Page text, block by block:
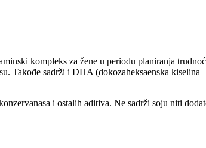
kompleks za žene u periodu planiranja
Takođe sadrži i DHA (dokozaheksaenska
i ostalih aditiva. Ne sadrži soju niti